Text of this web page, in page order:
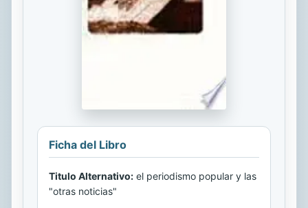
Ficha del Libro
Titulo Alternativo: el periodismo popular y las
"otras noticias"